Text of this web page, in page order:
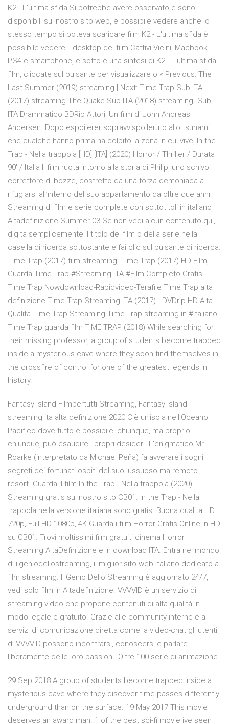
K2 - L'ultima sfida Si potrebbe avere osservato e sono
disponibili sul nostro sito web, è possibile vedere anche lo
stesso tempo si poteva scaricare film K2 - L'ultima sfida è
possibile vedere il desktop del film Cattivi Vicini, Macbook,
PS4 e smartphone, e sotto è una sintesi di K2 - L'ultima sfida
film, cliccate sul pulsante per visualizzare o « Previous: The
Last Summer (2019) streaming | Next: Time Trap Sub-ITA
(2017) streaming The Quake Sub-ITA (2018) streaming. Sub-
ITA Drammatico BDRip Attori: Un film di John Andreas
Andersen. Dopo espoilerer sopravvispoileruto allo tsunami
che qualche hanno prima ha colpito la zona in cui vive, In the
Trap - Nella trappola [HD] [ITA] (2020) Horror / Thriller / Durata
90′ / Italia Il film ruota intorno alla storia di Philip, uno schivo
correttore di bozze, costretto da una forza demoniaca a
rifugiarsi all’interno del suo appartamento da oltre due anni.
Streaming di film e serie complete con sottotitoli in italiano
Altadefinizione Summer 03 Se non vedi alcun contenuto qui,
digita semplicemente il titolo del film o della serie nella
casella di ricerca sottostante e fai clic sul pulsante di ricerca.
Time Trap (2017) film streaming, Time Trap (2017) HD Film,
Guarda Time Trap #Streaming-ITA #Film-Completo-Gratis
Time Trap Nowdownload-Rapidvideo-Terafile Time Trap alta
definizione Time Trap Streaming ITA (2017) - DVDrip HD Alta
Qualita Time Trap Streaming Time Trap streaming in #Italiano
Time Trap guarda film TIME TRAP (2018) While searching for
their missing professor, a group of students become trapped
inside a mysterious cave where they soon find themselves in
the crossfire of control for one of the greatest legends in
history.
Fantasy Island Filmpertutti Streaming, Fantasy Island
streaming ita alta definizione 2020 C'è un'isola nell'Oceano
Pacifico dove tutto è possibile: chiunque, ma proprio
chiunque, può esaudire i propri desideri. L'enigmatico Mr.
Roarke (interpretato da Michael Peña) fa avverare i sogni
segreti dei fortunati ospiti del suo lussuoso ma remoto
resort. Guarda il film In the Trap - Nella trappola (2020)
Streaming gratis sul nostro sito CB01. In the Trap - Nella
trappola nella versione italiana sono gratis. Buona qualita HD
720p, Full HD 1080p, 4K Guarda i film Horror Gratis Online in HD
su CB01. Trovi moltissimi film gratuiti cinema Horror
Streaming AltaDefinizione e in download ITA. Entra nel mondo
di ilgeniodellostreaming, il miglior sito web italiano dedicato a
film streaming. Il Genio Dello Streaming è aggiornato 24/7,
vedi solo film in Altadefinizione. VVVVID è un servizio di
streaming video che propone contenuti di alta qualità in
modo legale e gratuito. Grazie alle community interne e a
servizi di comunicazione diretta come la video-chat gli utenti
di VVVVID possono incontrarsi, conoscersi e parlare
liberamente delle loro passioni. Oltre 100 serie di animazione.
29 Sep 2018 A group of students become trapped inside a
mysterious cave where they discover time passes differently
underground than on the surface. 19 May 2017 This movie
deserves an award man. 1 of the best sci-fi movie ive seen